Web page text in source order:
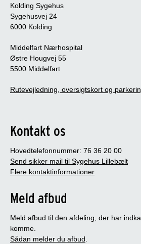
Kolding Sygehus
Sygehusvej 24
6000 Kolding
Middelfart Nærhospital
Østre Hougvej 55
5500 Middelfart
Rutevejledning, oversigtskort og
Kontakt os
Hovedtelefonnummer: 76 36 20 00
Send sikker mail til Sygehus Lillebælt
Flere kontaktinformationer
Meld afbud
Meld afbud til den afdeling, der har
komme.
Sådan melder du afbud.